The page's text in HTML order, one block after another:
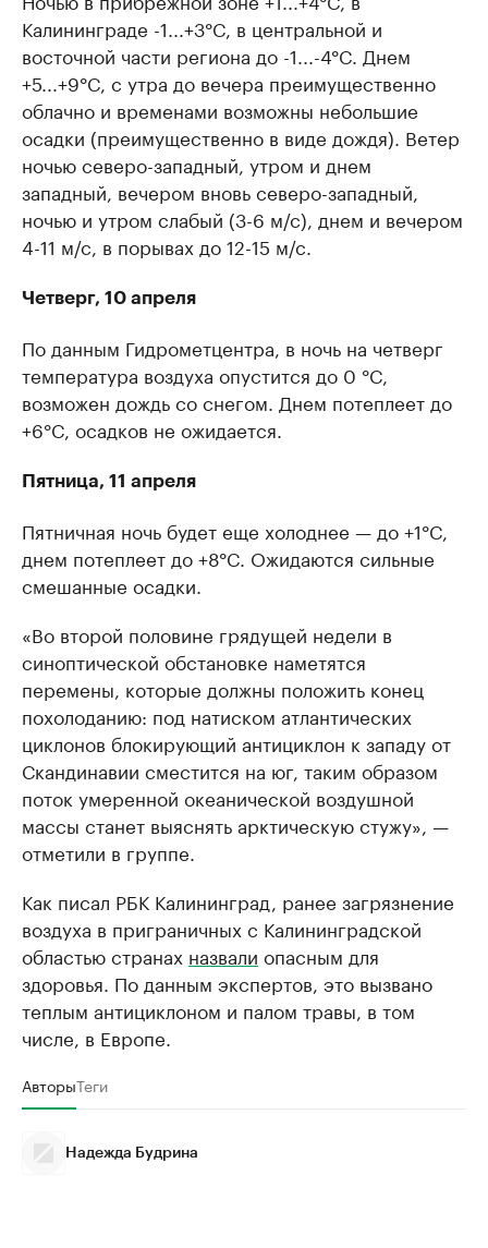
Калининграде -1...+3°C, в центральной и
восточной части региона до -1...-4°C. Днем
+5...+9°C, с утра до вечера преимущественно
облачно и временами возможны небольшие
осадки (преимущественно в виде дождя). Ветер
ночью северо-западный, утром и днем
западный, вечером вновь северо-западный,
ночью и утром слабый (3-6 м/с), днем и вечером
4-11 м/с, в порывах до 12-15 м/с.
Четверг, 10 апреля
По данным Гидрометцентра, в ночь на четверг
температура воздуха опустится до 0 °C,
возможен дождь со снегом. Днем потеплеет до
+6°C, осадков не ожидается.
Пятница, 11 апреля
Пятничная ночь будет еще холоднее — до +1°C,
днем потеплеет до +8°C. Ожидаются сильные
смешанные осадки.
«Во второй половине грядущей недели в
синоптической обстановке наметятся
перемены, которые должны положить конец
похолоданию: под натиском атлантических
циклонов блокирующий антициклон к западу от
Скандинавии сместится на юг, таким образом
поток умеренной океанической воздушной
массы станет выяснять арктическую стужу», —
отметили в группе.
Как писал РБК Калининград, ранее загрязнение
воздуха в приграничных с Калининградской
областью странах назвали опасным для
здоровья. По данным экспертов, это вызвано
теплым антициклоном и палом травы, в том
числе, в Европе.
АвторыТеги
Надежда Будрина